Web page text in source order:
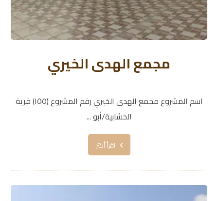
مجمع الهدى الخيري
اسم المشروع مجمع الهدى الخيري رقم المشروع (١٥٥) قرية
الخشابية/أبو ...
اقرأ أكثر